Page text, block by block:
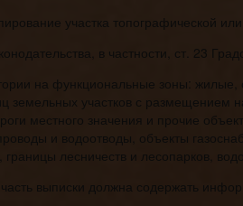
участка топографической
в частности, ст. 23
на функциональные зоны:
земельных участков с размещением
местного значения и прочие
и водоотводы, объекты
лесничеств и лесопарков,
выписки должна содержать